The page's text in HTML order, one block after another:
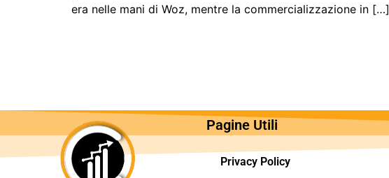
era nelle mani di Woz, mentre la commercializzazione in […]
Pagine Utili
Privacy Policy